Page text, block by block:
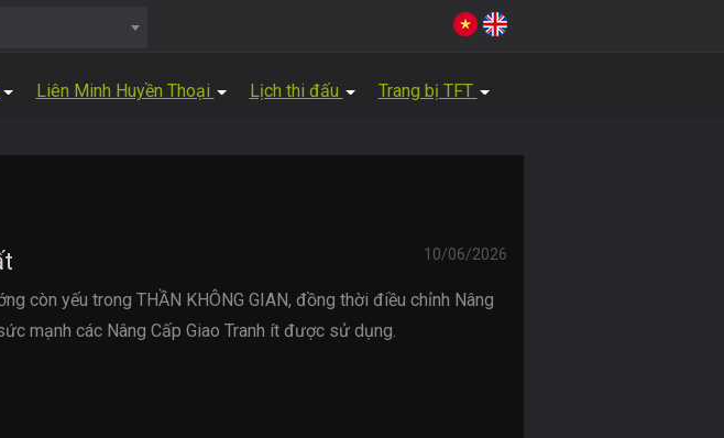
Liên Minh Huyền Thoại Lịch thi đấu Trang bị TFT
10/06/2026
còn yếu trong THẦN KHÔNG GIAN, đồng thời điều chỉnh Nâng
mạnh các Nâng Cấp Giao Tranh ít được sử dụng.